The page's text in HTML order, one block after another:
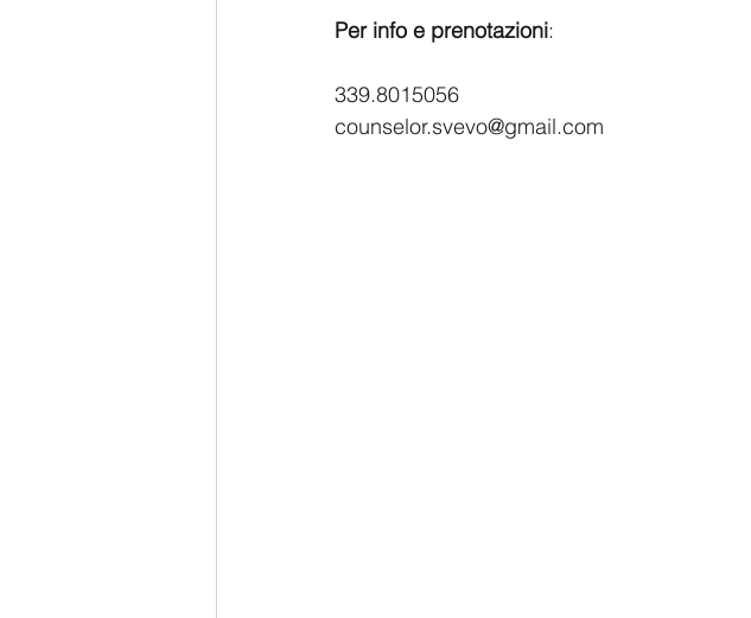
Per info e prenotazioni:
339.8015056
counselor.svevo@gmail.com